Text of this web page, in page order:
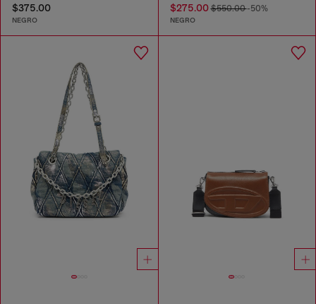
$375.00
NEGRO
$275.00$550.00-50%
NEGRO